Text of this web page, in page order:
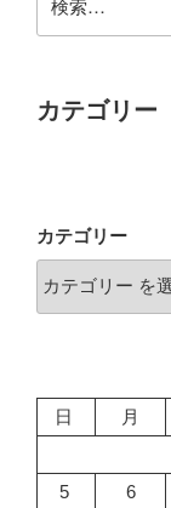
索:
カテゴリー
カテゴリー
日
月
5
6